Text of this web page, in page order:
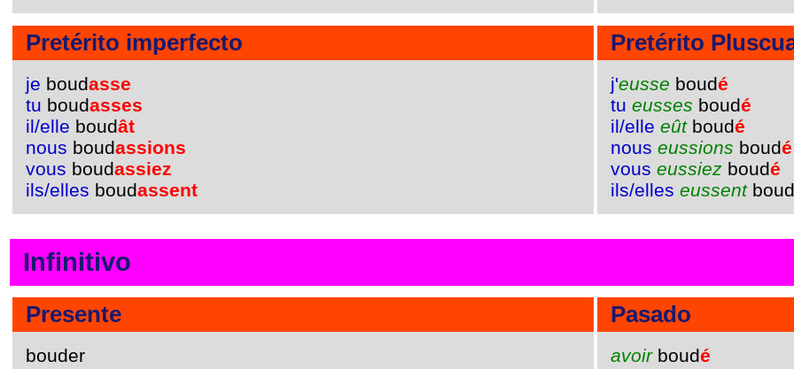
Pretérito imperfecto
je boudasse
tu boudasses
il/elle boudât
nous boudassions
vous boudassiez
ils/elles boudassent
Pretérito
j'eusse boudé
tu eusses boudé
il/elle eûtboudé
nous eussions boudé
vous eussiez boudé
ils/elles eussentboud
Infinitivo
Presente
bouder
Pasado
avoirboudé